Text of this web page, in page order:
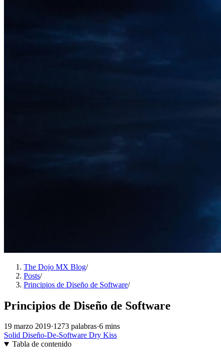
The Dojo MX Blog/
Posts/
Principios de Diseño de Software/
Principios de Diseño de Software
19 marzo 2019·1273 palabras·6 mins
Solid Diseño-De-Software Dry Kiss
Tabla de contenido